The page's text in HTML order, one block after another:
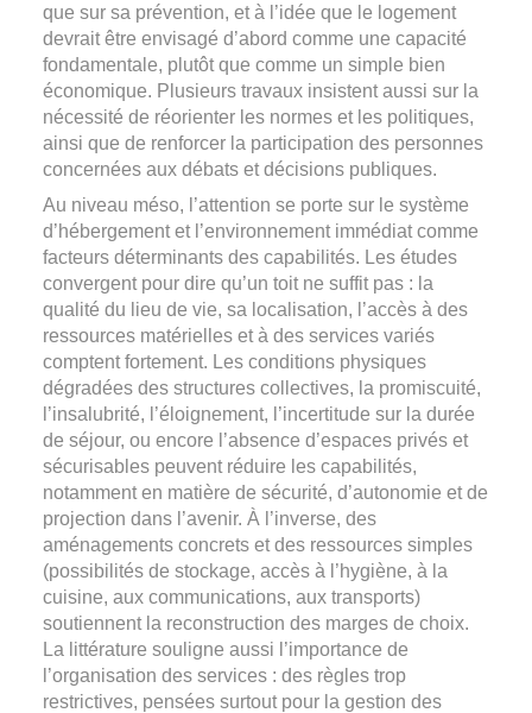
que sur sa prévention, et à l’idée que le logement
devrait être envisagé d’abord comme une capacité
fondamentale, plutôt que comme un simple bien
économique. Plusieurs travaux insistent aussi sur la
nécessité de réorienter les normes et les politiques,
ainsi que de renforcer la participation des personnes
concernées aux débats et décisions publiques.
Au niveau méso, l’attention se porte sur le système
d’hébergement et l’environnement immédiat comme
facteurs déterminants des capabilités. Les études
convergent pour dire qu’un toit ne suffit pas : la
qualité du lieu de vie, sa localisation, l’accès à des
ressources matérielles et à des services variés
comptent fortement. Les conditions physiques
dégradées des structures collectives, la promiscuité,
l’insalubrité, l’éloignement, l’incertitude sur la durée
de séjour, ou encore l’absence d’espaces privés et
sécurisables peuvent réduire les capabilités,
notamment en matière de sécurité, d’autonomie et de
projection dans l’avenir. À l’inverse, des
aménagements concrets et des ressources simples
(possibilités de stockage, accès à l’hygiène, à la
cuisine, aux communications, aux transports)
soutiennent la reconstruction des marges de choix.
La littérature souligne aussi l’importance de
l’organisation des services : des règles trop
restrictives, pensées surtout pour la gestion des